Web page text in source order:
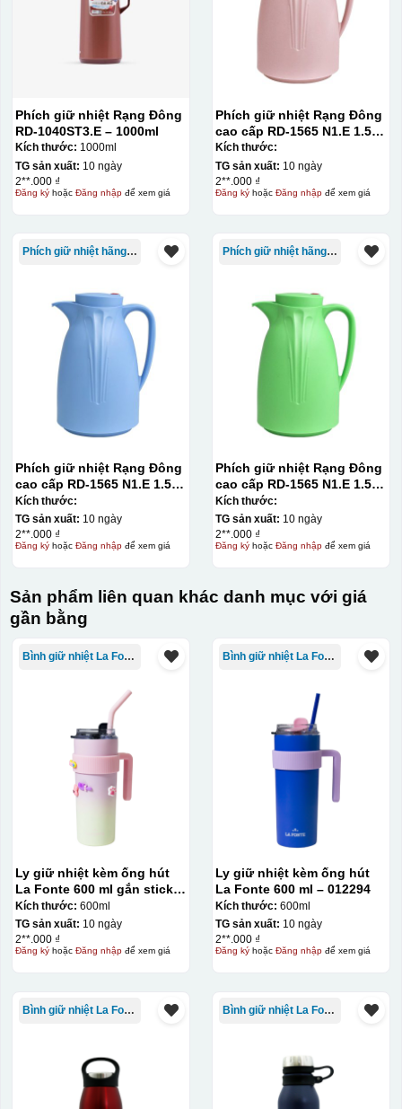
Kiểu in:
In lưới (silk screen printing) trong ngành quà tặng là kỹ
thuật in ấn sử dụng một tấm lưới được phủ hóa chất cảm
quang, trong đó hình ảnh cần in được phơi sáng tạo
thành khuôn. Mực in được đẩy qua các lỗ nhỏ trên lưới
bằng một thanh gạt (squeegee) để in lên bề mặt sản
phẩm như ly, cốc, bút, móc khóa hay các vật phẩm quà
khác nhau, độ bền cao, có thể in trên nhiều chất liệu và
phù hợp cho sản xuất số lượng lớn, tuy nhiên đòi hỏi
quy trình chuẩn bị kỹ lưỡng và chi phí setup ban đầu
tương đối cao.
Nhựa
Phích giữ nhiệt Rạng Đông
RD-1040ST3.E – 1000ml
Kích thước: 1000ml
TG sản xuất: 10 ngày
2**.000 ₫
Đăng kýhoặc Đăng nhậpđể xem giá
Phích giữ nhiệt Rạng Đông
cao cấp RD-1565 N1.E 1.5L
màu hồng
Kích thước:
TG sản xuất: 10 ngày
2**.000 ₫
Đăng kýhoặc Đăng nhậpđể xem giá
Phích giữ nhiệt hãng Rạng Đông
Phích giữ nhiệt Rạng Đông
cao cấp RD-1565 N1.E 1.5L
màu xanh dương
Kích thước:
TG sản xuất: 10 ngày
2**.000 ₫
Đăng kýhoặc Đăng nhậpđể xem giá
Phích giữ nhiệt hãng Rạng Đông
Phích giữ nhiệt Rạng Đông
cao cấp RD-1565 N1.E 1.5L
màu xanh lá
Kích thước:
TG sản xuất: 10 ngày
2**.000 ₫
Đăng kýhoặc Đăng nhậpđể xem giá
Sản phẩm liên quan khác danh mục với giá
gần bằng
Bình giữ nhiệt La Fonte
Ly giữ nhiệt kèm ống hút
La Fonte 600 ml gắn sticker
– 012294
Kích thước: 600ml
TG sản xuất: 10 ngày
2**.000 ₫
Đăng kýhoặc Đăng nhậpđể xem giá
Bình giữ nhiệt La Fonte
Ly giữ nhiệt kèm ống hút
La Fonte 600 ml – 012294
Kích thước: 600ml
TG sản xuất: 10 ngày
2**.000 ₫
Đăng kýhoặc Đăng nhậpđể xem giá
Bình giữ nhiệt La Fonte Bình giữ nhiệt La Fonte